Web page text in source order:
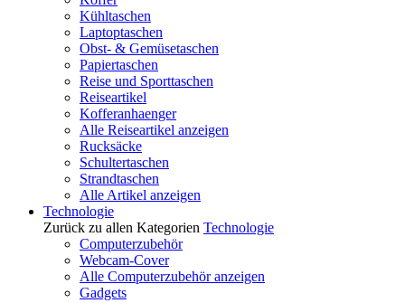
Kühltaschen
Laptoptaschen
Obst- & Gemüsetaschen
Papiertaschen
Reise und Sporttaschen
Reiseartikel
Kofferanhaenger
Alle Reiseartikel anzeigen
Rucksäcke
Schultertaschen
Strandtaschen
Alle Artikel anzeigen
Technologie
Zurück zu allen Kategorien Technologie
Computerzubehör
Webcam-Cover
Alle Computerzubehör anzeigen
Gadgets